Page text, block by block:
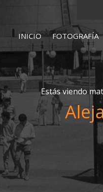
INICIO FOTOGRAFÍA
Estás viendo